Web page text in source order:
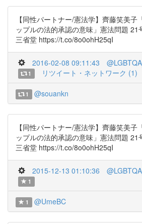
【同性パートナー/憲法学】齊藤笑美子
ップルの法的承認の意味」憲法問題 21
三省堂 https://t.co/8o0ohH25qI
2016-02-08 09:11:43
1 リツイート・ネットワーク (1)
1 @souankn
【同性パートナー/憲法学】齊藤笑美子
ップルの法的承認の意味」憲法問題 21
三省堂 https://t.co/8o0ohH25qI
2015-12-13 01:10:36
1
1 @UmeBC